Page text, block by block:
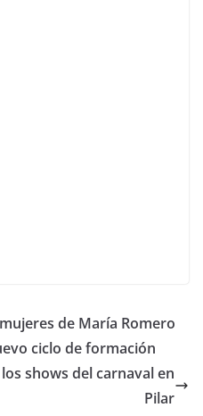
de María Romero
ciclo de formación
shows del carnaval en
Pilar